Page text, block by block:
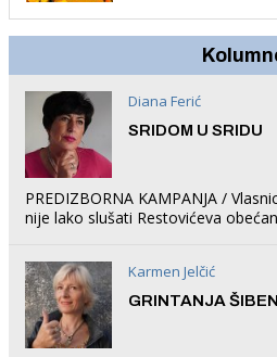
Diana Ferić
SRIDOM U SRIDU
PREDIZBORNA KAMPANJA /
nije lako slušati Restovićeva
Karmen Jelčić
GRINTANJA